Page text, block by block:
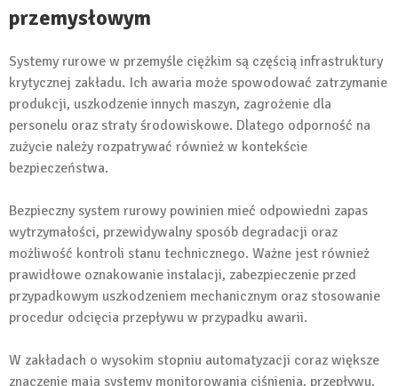
przemysłowym
Systemy rurowe w przemyśle ciężkim są częścią infrastruktury
krytycznej zakładu. Ich awaria może spowodować zatrzymanie
produkcji, uszkodzenie innych maszyn, zagrożenie dla
personelu oraz straty środowiskowe. Dlatego odporność na
zużycie należy rozpatrywać również w kontekście
bezpieczeństwa.
Bezpieczny system rurowy powinien mieć odpowiedni zapas
wytrzymałości, przewidywalny sposób degradacji oraz
możliwość kontroli stanu technicznego. Ważne jest również
prawidłowe oznakowanie instalacji, zabezpieczenie przed
przypadkowym uszkodzeniem mechanicznym oraz stosowanie
procedur odcięcia przepływu w przypadku awarii.
W zakładach o wysokim stopniu automatyzacji coraz większe
znaczenie mają systemy monitorowania ciśnienia, przepływu,